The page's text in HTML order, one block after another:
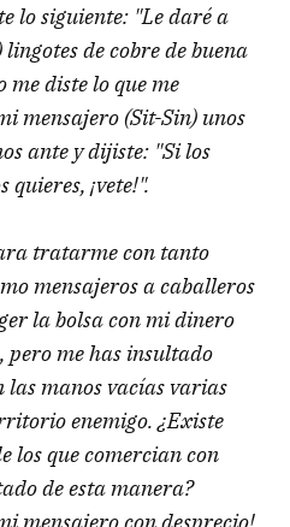
lo siguiente: "Le daré a
de cobre de buena
me diste lo que me
mensajero (Sit-Sin) unos
ante y dijiste: "Si los
quieres, ¡vete!".
tratarme con tanto
mensajeros a caballeros
la bolsa con mi dinero
pero me has insultado
las manos vacías varias
enemigo. ¿Existe
los que comercian con
de esta manera?
mensajero con desprecio!